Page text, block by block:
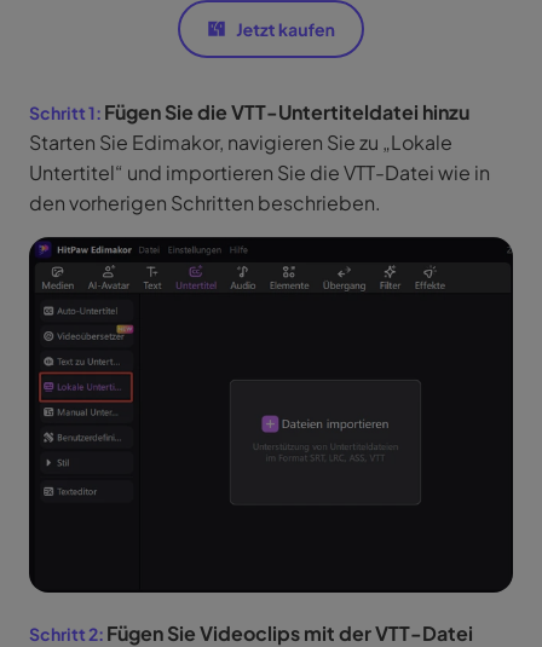
Fügen Sie die VTT-Untertiteldatei hinzu
Starten Sie Edimakor, navigieren Sie zu „Lokale
Untertitel“ und importieren Sie die VTT-Datei wie in
den vorherigen Schritten beschrieben.
Fügen Sie Videoclips mit der VTT-Datei